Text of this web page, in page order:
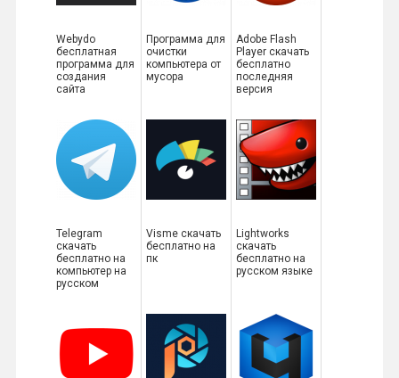
Webydo
бесплатная
программа для
создания
сайта
Программа для
очистки
компьютера от
мусора
Adobe Flash
Player скачать
бесплатно
последняя
версия
Telegram
скачать
бесплатно на
компьютер на
русском
Visme скачать
бесплатно на
пк
Lightworks
скачать
бесплатно на
русском языке